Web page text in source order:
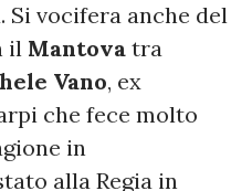
Si vocifera anche del
il Mantova tra
Vano, ex
che fece molto
in
alla Regia in